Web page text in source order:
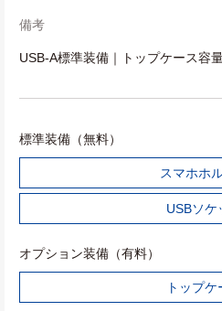
備考
USB-A標準装備｜トップケース容
標準装備（無料）
スマホホ
USBソケ
オプション装備（有料）
トップケ